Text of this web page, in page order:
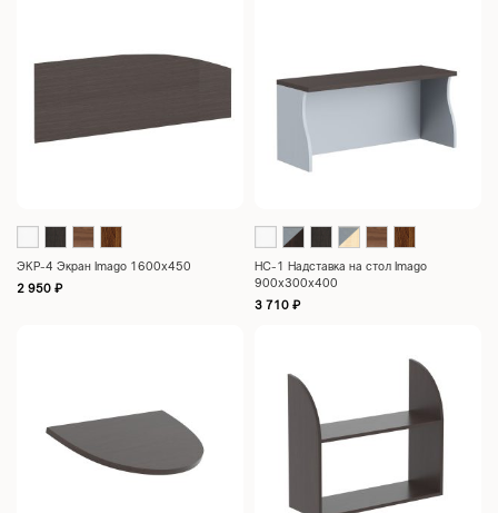
ЭКР-4 Экран Imago 1600х450
2 950 ₽
НС-1 Надставка на стол Imago
900х300х400
3 710 ₽